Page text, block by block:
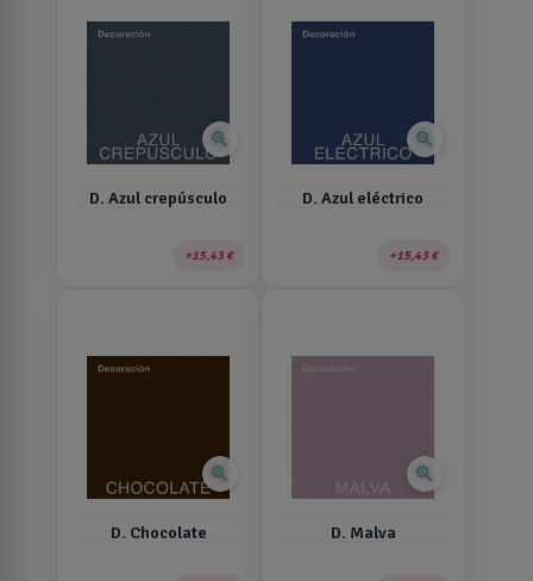
zoom_in
D. Azul crepúsculo
15,43 €
zoom_in
D. Azul eléctrico
15,43 €
zoom_in
D. Chocolate
zoom_in
D. Malva